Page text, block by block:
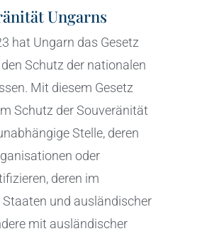
Ungarns
hat Ungarn das Gesetz
Schutz der nationalen
Mit diesem Gesetz
Schutz der Souveränität
Stelle, deren
oder
deren im
Staaten und ausländischer
mit ausländischer